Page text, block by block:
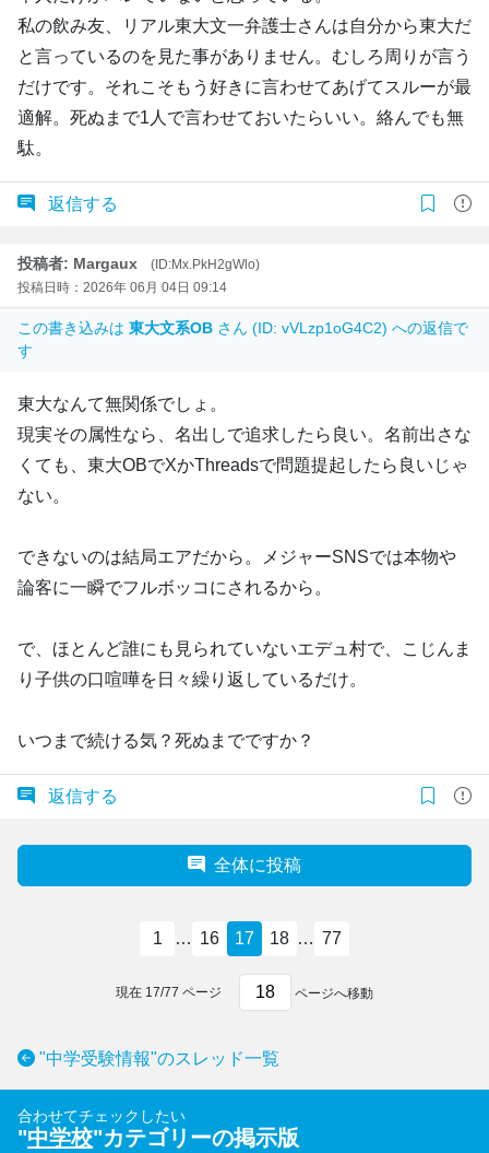
私の飲み友、リアル東大文一弁護士さんは自分から東大だ
と言っているのを見た事がありません。むしろ周りが言う
だけです。それこそもう好きに言わせてあげてスルーが最
適解。死ぬまで1人で言わせておいたらいい。絡んでも無
駄。
返信する
投稿者: Margaux
(ID:Mx.PkH2gWlo)
投稿日時：2026年 06月 04日 09:14
この書き込みは 東大文系OB さん (ID: vVLzp1oG4C2) への返信で
す
東大なんて無関係でしょ。
現実その属性なら、名出しで追求したら良い。名前出さな
くても、東大OBでXかThreadsで問題提起したら良いじゃ
ない。
できないのは結局エアだから。メジャーSNSでは本物や
論客に一瞬でフルボッコにされるから。
で、ほとんど誰にも見られていないエデュ村で、こじんま
り子供の口喧嘩を日々繰り返しているだけ。
いつまで続ける気？死ぬまでですか？
返信する
全体に投稿
1 … 16 17 18 … 77
現在 17/77 ページ ページへ移動
"中学受験情報"のスレッド一覧
合わせてチェックしたい
"中学校"カテゴリーの掲示版